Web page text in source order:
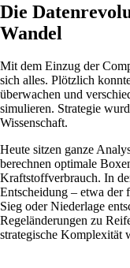
Die
Wandel
Mit dem Einzug der
sich alles. Plötzlich
überwachen und
simulieren. Strategie
Wissenschaft.
Heute sitzen ganze
berechnen optimale
Kraftstoffverbrauch. In
Entscheidung – etwa der
Sieg oder Niederlage
Regeländerungen zu
strategische Komplexität